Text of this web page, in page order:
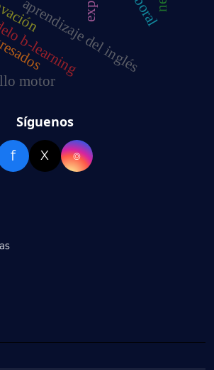
b-learning
aprendizaje del inglés
motor
Síguenos
f X ⌾